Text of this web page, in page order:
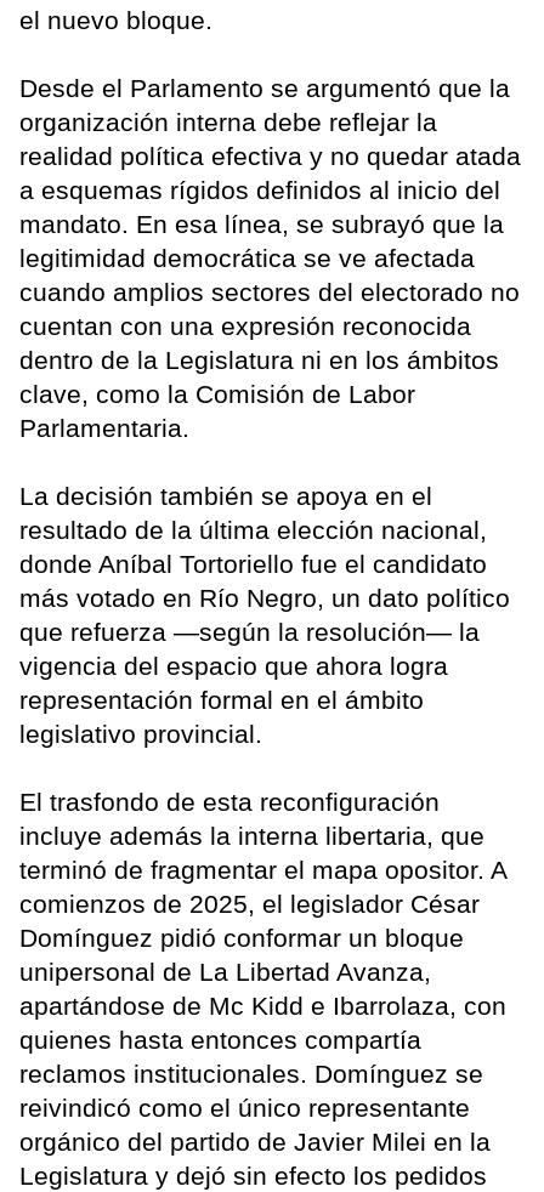
el nuevo bloque.
Desde el Parlamento se argumentó que la
organización interna debe reflejar la
realidad política efectiva y no quedar atada
a esquemas rígidos definidos al inicio del
mandato. En esa línea, se subrayó que la
legitimidad democrática se ve afectada
cuando amplios sectores del electorado no
cuentan con una expresión reconocida
dentro de la Legislatura ni en los ámbitos
clave, como la Comisión de Labor
Parlamentaria.
La decisión también se apoya en el
resultado de la última elección nacional,
donde Aníbal Tortoriello fue el candidato
más votado en Río Negro, un dato político
que refuerza —según la resolución— la
vigencia del espacio que ahora logra
representación formal en el ámbito
legislativo provincial.
El trasfondo de esta reconfiguración
incluye además la interna libertaria, que
terminó de fragmentar el mapa opositor. A
comienzos de 2025, el legislador César
Domínguez pidió conformar un bloque
unipersonal de La Libertad Avanza,
apartándose de Mc Kidd e Ibarrolaza, con
quienes hasta entonces compartía
reclamos institucionales. Domínguez se
reivindicó como el único representante
orgánico del partido de Javier Milei en la
Legislatura y dejó sin efecto los pedidos